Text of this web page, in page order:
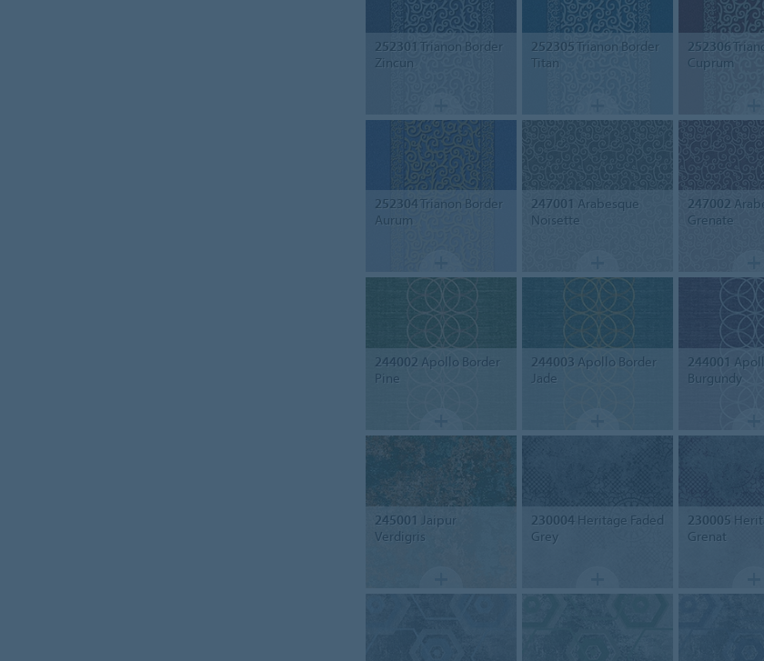
252301 Trianon Border
Zincun
252305Trianon Border
Titan
252306
Cuprum
252304Trianon Border
Aurum
247001 Arabesque
Noisette
247002
Grenate
244002 Apollo Border
Pine
244003 Apollo Border
Jade
244001
Burgundy
245001
Jaipur
Verdigris
230004Heritage Faded
Grey
230005
Grenat